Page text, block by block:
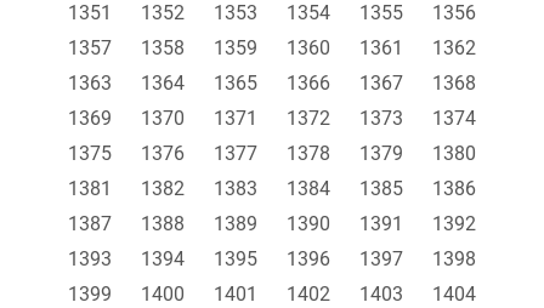
1351
1352 1353 1354 1355
1356
1357
1358 1359 1360 1361
1362
1363
1364 1365 1366 1367
1368
1369
1370 1371 1372 1373
1374
1375
1376 1377 1378 1379
1380
1381
1382 1383 1384 1385
1386
1387
1388 1389 1390 1391
1392
1393
1394 1395 1396 1397
1398
1399
1400 1401 1402 1403
1404